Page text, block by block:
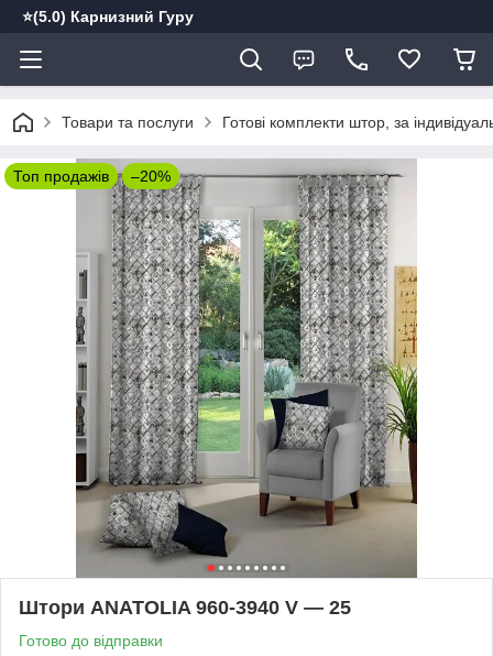
⭐️(5.0) Карнизний Гуру
Товари та послуги Готові комплекти штор, за
Топ продажів –20%
Штори ANATOLIA 960-3940 V — 25
Готово до відправки